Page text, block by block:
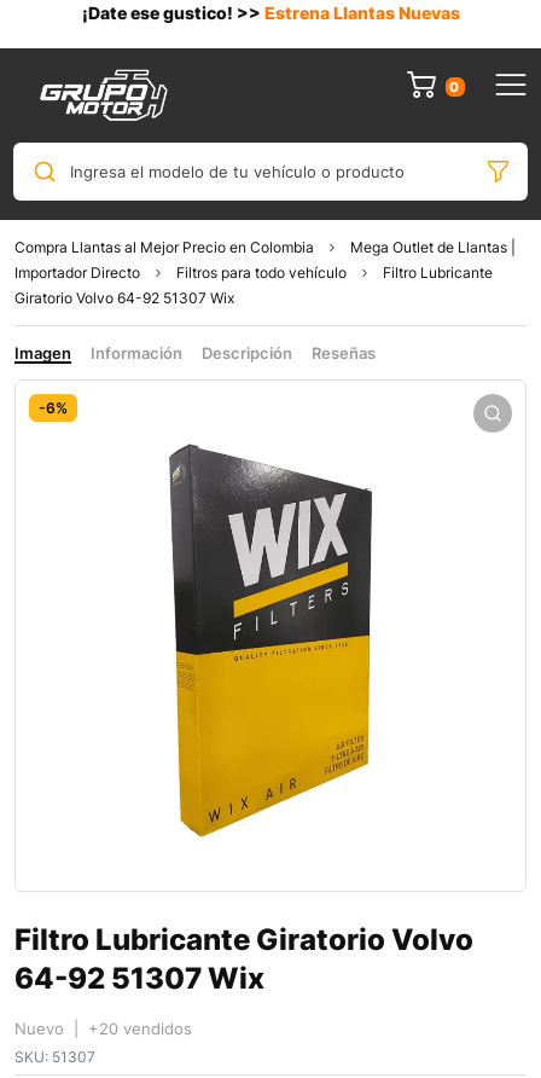
¡Date ese gustico! >> Estrena Llantas Nuevas
0
Ingresa el modelo de tu vehículo o producto
Compra Llantas al Mejor Precio en Colombia
Mega Outlet de Llantas |
Importador Directo
Filtros para todo vehículo
Filtro Lubricante
Giratorio Volvo 64-92 51307 Wix
Imagen Información Descripción Reseñas
-6%
Filtro Lubricante Giratorio Volvo
64-92 51307 Wix
Nuevo | +20 vendidos
SKU: 51307